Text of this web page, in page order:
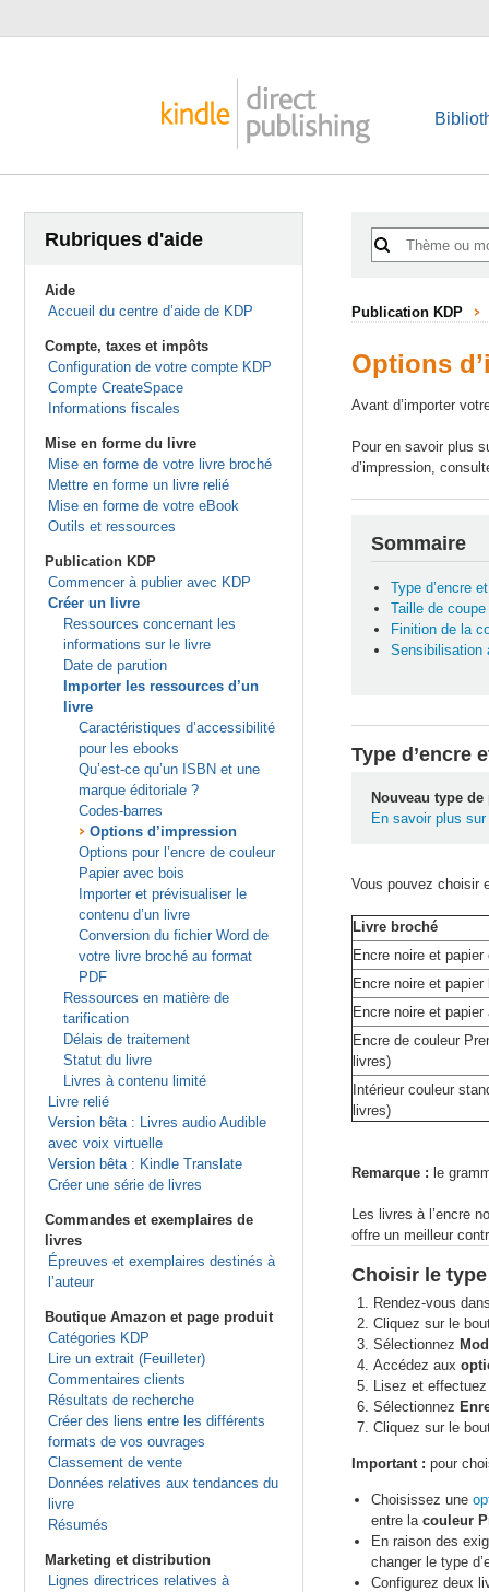
Rubriques d'aide
Aide
Accueil du centre d’aide de KDP
Compte, taxes et impôts
Configuration de votre compte KDP
Compte CreateSpace
Informations fiscales
Mise en forme du livre
Mise en forme de votre livre broché
Mettre en forme un livre relié
Mise en forme de votre eBook
Outils et ressources
Publication KDP
Commencer à publier avec KDP
Créer un livre
Ressources concernant les
informations sur le livre
Date de parution
Importer les ressources d’un
livre
Caractéristiques d’accessibilité
pour les ebooks
Qu’est-ce qu’un ISBN et une
marque éditoriale ?
Codes-barres
Options d’impression
Options pour l’encre de couleur
Papier avec bois
Importer et prévisualiser le
contenu d’un livre
Conversion du fichier Word de
votre livre broché au format
PDF
Ressources en matière de
tarification
Délais de traitement
Statut du livre
Livres à contenu limité
Livre relié
Version bêta : Livres audio Audible
avec voix virtuelle
Version bêta : Kindle Translate
Créer une série de livres
Commandes et exemplaires de
livres
Épreuves et exemplaires destinés à
l’auteur
Boutique Amazon et page produit
Catégories KDP
Lire un extrait (Feuilleter)
Commentaires clients
Résultats de recherche
Créer des liens entre les différents
formats de vos ouvrages
Classement de vente
Données relatives aux tendances du
livre
Résumés
Marketing et distribution
Lignes directrices relatives à
Publication KDP
Options
Avant d’importer
Pour en savoir plus
d’impression,
Sommaire
Type d’encre
Taille de coupe
Finition de la
Sensibilisation
Type d’encre
Nouveau type
En savoir plus
Vous pouvez choisir
Livre broché
Encre noire et
Encre noire et
Encre noire et
Encre de couleur
livres)
Intérieur couleur
livres)
Remarque : le
Les livres à l’encre
offre un meilleur
Choisir le type
Rendez-vous
Cliquez sur le
Sélectionnez
Accédez aux
Lisez et
Sélectionnez
Cliquez sur le
Important : pour
Choisissez une
entre la couleur
En raison des
changer le type
Configurez deux